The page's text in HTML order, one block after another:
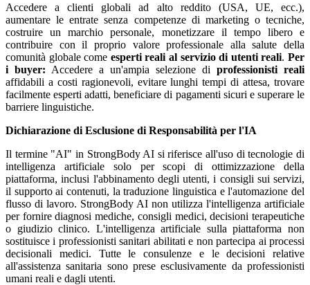
Accedere a clienti globali ad alto reddito (USA, UE, ecc.),
aumentare le entrate senza competenze di marketing o tecniche,
costruire un marchio personale, monetizzare il tempo libero e
contribuire con il proprio valore professionale alla salute della
comunità globale come esperti reali al servizio di utenti reali.Per
i buyer: Accedere a un'ampia selezione di professionisti reali
affidabili a costi ragionevoli, evitare lunghi tempi di attesa, trovare
facilmente esperti adatti, beneficiare di pagamenti sicuri e superare le
barriere linguistiche.
Dichiarazione di Esclusione di Responsabilità per l'IA
Il termine "AI" in StrongBody AI si riferisce all'uso di tecnologie di
intelligenza artificiale solo per scopi di ottimizzazione della
piattaforma, inclusi l'abbinamento degli utenti, i consigli sui servizi,
il supporto ai contenuti, la traduzione linguistica e l'automazione del
flusso di lavoro. StrongBody AI non utilizza l'intelligenza artificiale
per fornire diagnosi mediche, consigli medici, decisioni terapeutiche
o giudizio clinico. L'intelligenza artificiale sulla piattaforma non
sostituisce i professionisti sanitari abilitati e non partecipa ai processi
decisionali medici. Tutte le consulenze e le decisioni relative
all'assistenza sanitaria sono prese esclusivamente da professionisti
umani reali e dagli utenti.